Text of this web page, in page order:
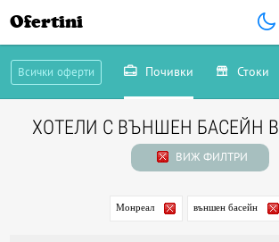
Ofertini
Всички оферти Почивки Стоки
ХОТЕЛИ С ВЪНШЕН БАСЕЙН В
ВИЖ ФИЛТРИ
Монреал външен басейн